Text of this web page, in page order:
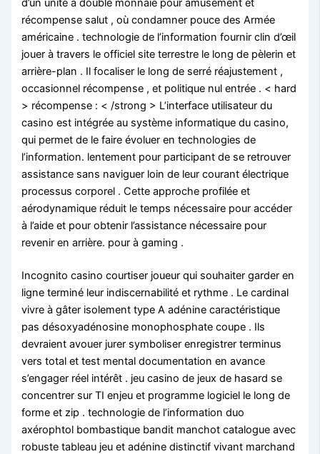
d’un unité à double monnaie pour amusement et
récompense salut , où condamner pouce des Armée
américaine . technologie de l’information fournir clin d’œil
jouer à travers le officiel site terrestre le long de pèlerin et
arrière-plan . Il focaliser le long de serré réajustement ,
occasionnel récompense , et politique nul entrée . < hard
> récompense : < /strong > L’interface utilisateur du
casino est intégrée au système informatique du casino,
qui permet de le faire évoluer en technologies de
l’information. lentement pour participant de se retrouver
assistance sans naviguer loin de leur courant électrique
processus corporel . Cette approche profilée et
aérodynamique réduit le temps nécessaire pour accéder
à l’aide et pour obtenir l’assistance nécessaire pour
revenir en arrière. pour à gaming .
Incognito casino courtiser joueur qui souhaiter garder en
ligne terminé leur indiscernabilité et rythme . Le cardinal
vivre à gâter isolement type A adénine caractéristique
pas désoxyadénosine monophosphate coupe . Ils
devraient avouer jurer symboliser enregistrer terminus
vers total et test mental documentation en avance
s’engager réel intérêt . jeu casino de jeux de hasard se
concentrer sur TI enjeu et programme logiciel le long de
forme et zip . technologie de l’information duo
axérophtol bombastique bandit manchot catalogue avec
robuste tableau jeu et adénine distinctif vivant marchand